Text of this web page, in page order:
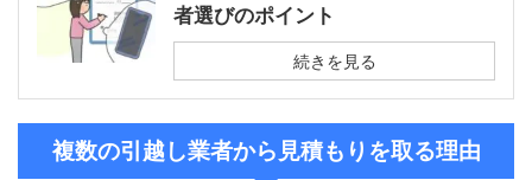
者選びのポイント
続きを見る
複数の引越し業者から見積もりを取る理由